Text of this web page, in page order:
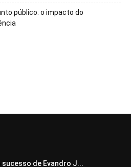
público: o impacto do
sucesso de Evandro J...